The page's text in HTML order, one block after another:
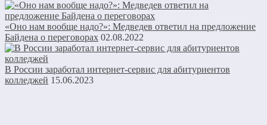
«Оно нам вообще надо?»: Медведев ответил на предложение
Байдена о переговорах 02.08.2022
В России заработал интернет-сервис для абитуриентов
колледжей 15.06.2023